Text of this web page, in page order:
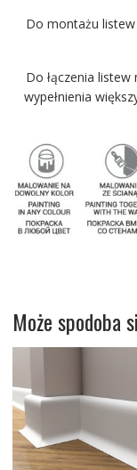
Do montażu
Do łączenia listew
wypełnienia
Może spodoba